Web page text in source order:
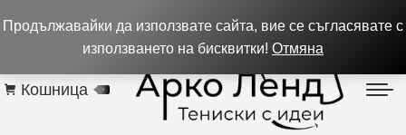
Контакти
Кошница
Продължавайки да използвате сайта, вие се съгласявате с
използването на бисквитки! Отмяна